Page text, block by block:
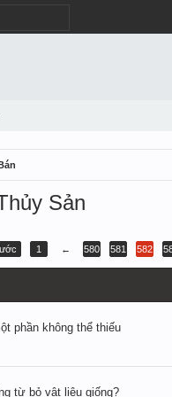
Sản
1 ← 580 581 582
phần không thể thiếu
từ bỏ vật liệu giống?